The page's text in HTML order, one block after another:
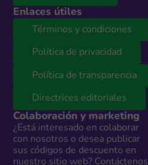
Enlaces útiles
Términos y condiciones
Política de privacidad
Política de transparencia
Directrices editoriales
Colaboración y marketing
¿Está interesado en colaborar
con nosotros o desea publicar
sus códigos de descuento en
nuestro sitio web?